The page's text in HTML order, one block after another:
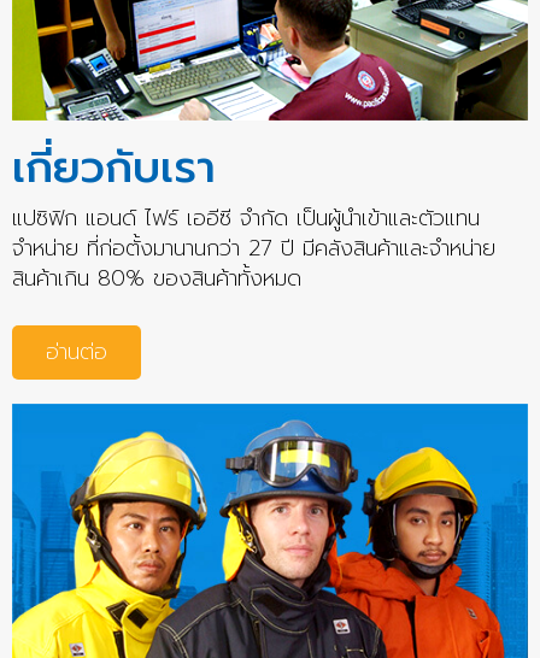
เกี่ยวกับเรา
แปซิฟิก แอนด์ ไฟร์ เออีซี จำกัด เป็นผู้นำเข้าและตัวแทน
จำหน่าย ที่ก่อตั้งมานานกว่า 27 ปี มีคลังสินค้าและจำหน่าย
สินค้าเกิน 80% ของสินค้าทั้งหมด
อ่านต่อ